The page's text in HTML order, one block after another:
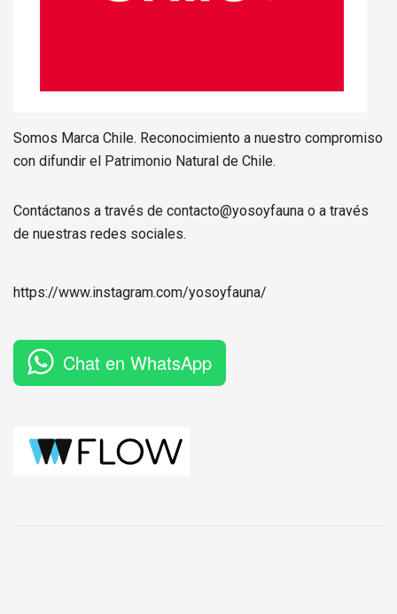
Somos Marca Chile. Reconocimiento a nuestro compromiso
con difundir el Patrimonio Natural de Chile.
Contáctanos a través de contacto@yosoyfauna o a través
de nuestras redes sociales.
https://www.instagram.com/yosoyfauna/
Chat en WhatsApp